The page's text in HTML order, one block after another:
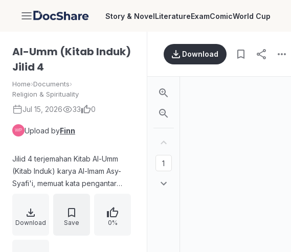
DocShare Story & NovelLiteratureExamComicWorld Cup
Al-Umm (Kitab Induk)
Jilid 4
Home›Documents›
Religion & Spirituality
Jul 15, 2026 33 0
Upload byFinn
Jilid 4 terjemahan Kitab Al-Umm
(Kitab Induk) karya Al-Imam Asy-
Syafi'i, memuat kata pengantar
perjanjian hak cipta dan informasi
cetakan. Bagian isi menjelaskan
Download Save 0%
Download